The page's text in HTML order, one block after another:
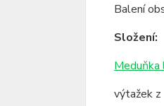
Balení
Složení:
Meduňka
výtažek